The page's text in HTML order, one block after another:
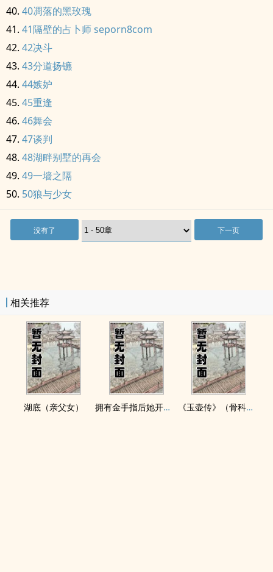
40凋落的黑玫瑰
41隔壁的占卜师 seporn8com
42决斗
43分道扬镳
44嫉妒
45重逢
46舞会
47谈判
48湖畔别墅的再会
49一墙之隔
50狼与少女
没有了 下一页
相关推荐
湖底（亲父女） 拥有金手指后她开始为所欲为（nph） 《玉壶传》（骨科）（兄妹）（np）